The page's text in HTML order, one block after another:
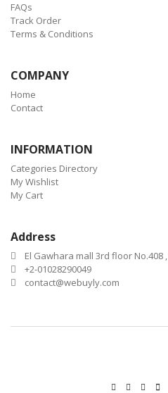
FAQs
Track Order
Terms & Conditions
COMPANY
Home
Contact
INFORMATION
Categories Directory
My Wishlist
My Cart
Address
El Gawhara mall 3rd floor No.408
+2-01028290049
contact@webuyly.com